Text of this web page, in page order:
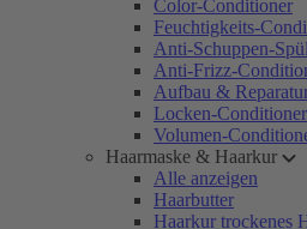
Color-Conditioner
Feuchtigkeits-
Anti-Schuppen-
Anti-Frizz-
Aufbau &
Locken-Conditioner
Volumen-
Haarmaske & Haarkur
Alle anzeigen
Haarbutter
Haarkur trockenes